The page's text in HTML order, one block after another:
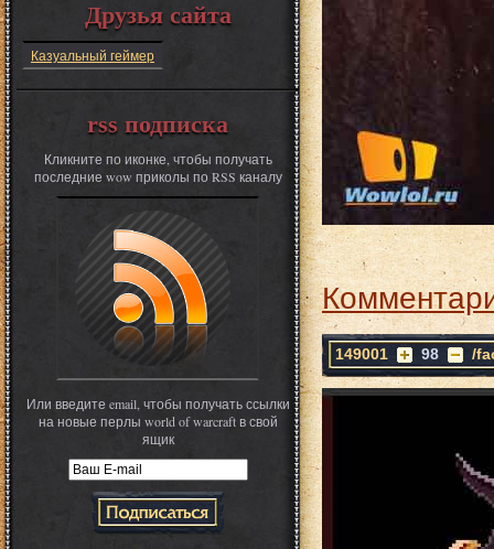
Друзья сайта
Казуальный геймер
rss подписка
Кликните по иконке, чтобы получать
последние wow приколы по RSS каналу
Или введите email, чтобы получать ссылки
на новые перлы world of warcraft в свой
ящик
149001 98 /